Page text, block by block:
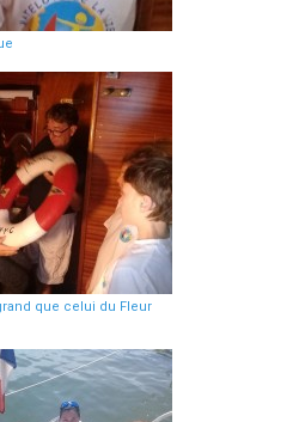
que celui du Fleur